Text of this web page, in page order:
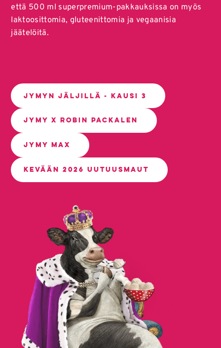
että 500 ml superpremium-pakkauksissa on myös
laktoosittomia, gluteenittomia ja vegaanisia
jäätelöitä.
JYMYN JÄLJILLÄ - KAUSI 3
JYMY X ROBIN PACKALEN
JYMY MAX
KEVÄÄN 2026 UUTUUSMAUT